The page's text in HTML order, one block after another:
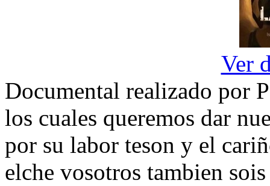
Ver
Documental realizado por
los cuales queremos dar
por su labor teson y el
elche vosotros tambien